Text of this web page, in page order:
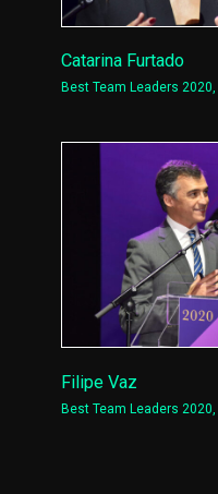
Catarina Furtado
Best Team Leaders 2020,
Filipe Vaz
Best Team Leaders 2020